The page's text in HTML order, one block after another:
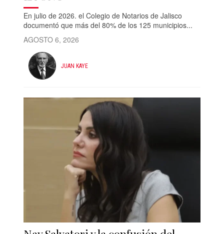
En julio de 2026. el Colegio de Notarios de Jalisco
documentó que más del 80% de los 125 municipios...
AGOSTO 6, 2026
JUAN KAYE